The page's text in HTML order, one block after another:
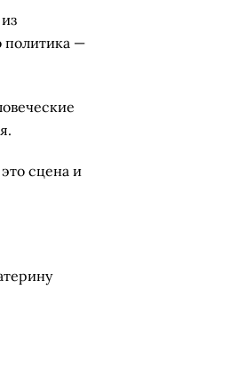
политика —
сцена и